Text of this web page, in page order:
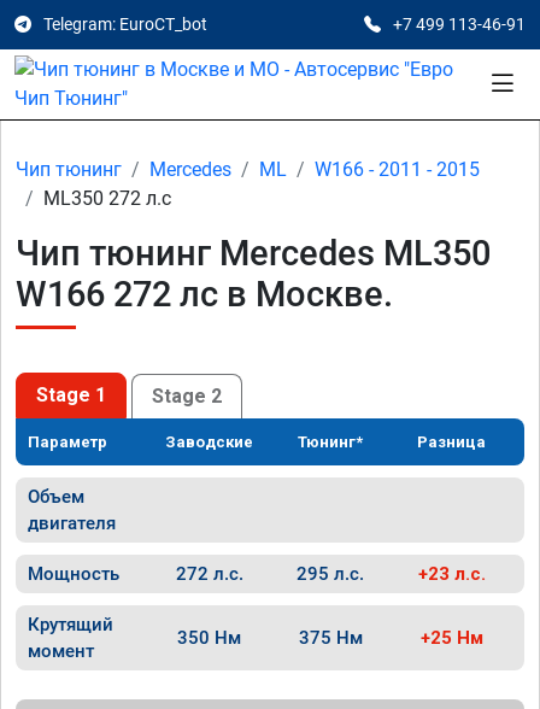
Telegram: EuroCT_bot +7 499 113-46-91
Чип тюнинг Mercedes ML
W166 - 2011 - 2015
ML350 272 л.с
Чип тюнинг Mercedes ML350
W166 272 лс в Москве.
Stage 1 Stage 2
Параметр Заводские Тюнинг* Разница
Объем
двигателя
Мощность 272 л.с. 295 л.с. +23 л.с.
Крутящий
момент
350 Нм 375 Нм +25 Нм